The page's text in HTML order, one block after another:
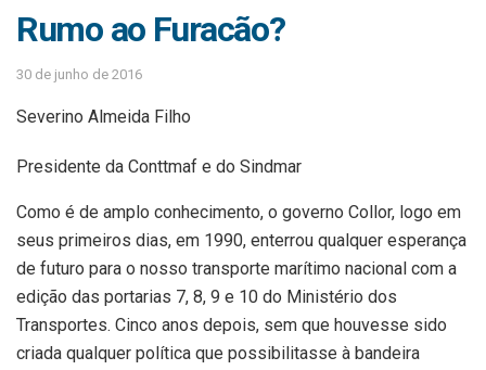
Rumo ao Furacão?
30 de junho de 2016
Severino Almeida Filho
Presidente da Conttmaf e do Sindmar
Como é de amplo conhecimento, o governo Collor, logo em
seus primeiros dias, em 1990, enterrou qualquer esperança
de futuro para o nosso transporte marítimo nacional com a
edição das portarias 7, 8, 9 e 10 do Ministério dos
Transportes. Cinco anos depois, sem que houvesse sido
criada qualquer política que possibilitasse à bandeira